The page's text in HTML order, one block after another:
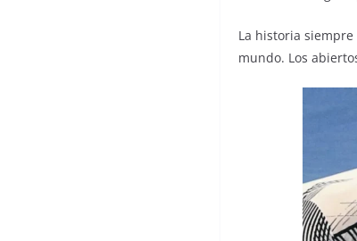
La historia
mundo. Los